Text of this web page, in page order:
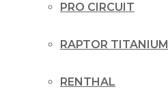
PRO CIRCUIT
RAPTOR TITANIUM
RENTHAL